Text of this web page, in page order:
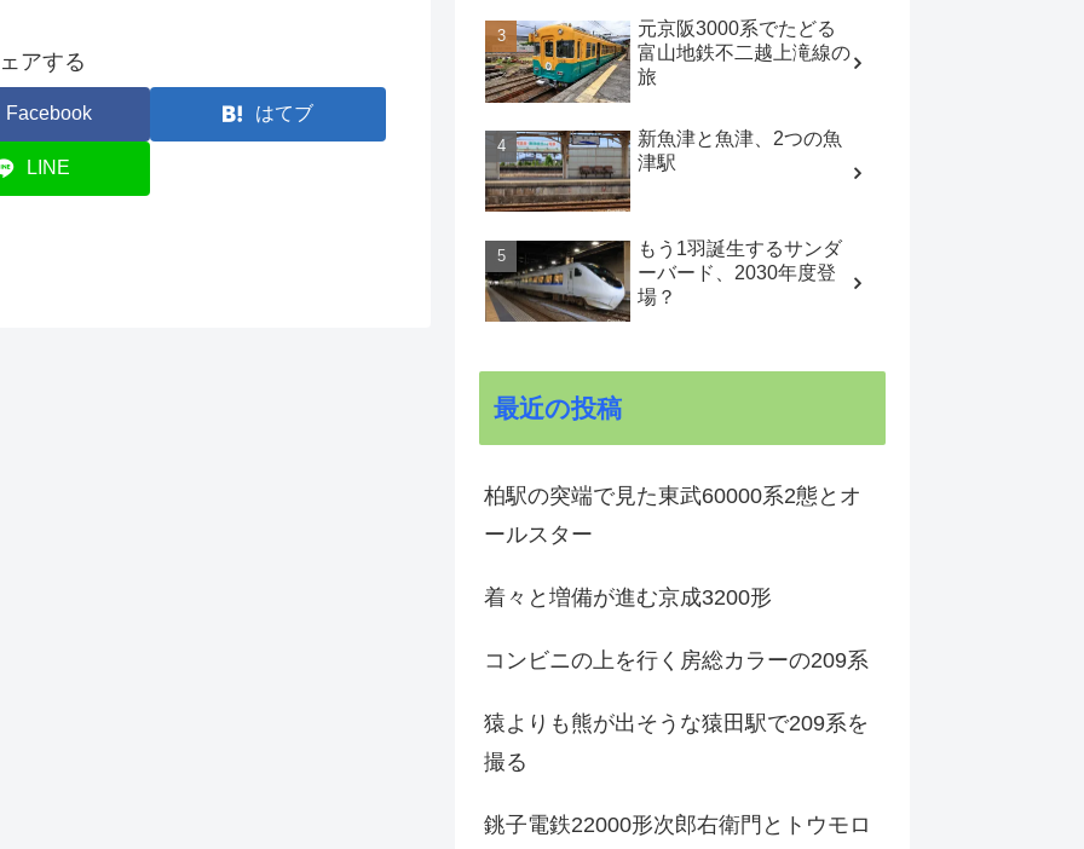
アする
Facebook はてブ
LINE
元京阪3000系でたどる
富山地鉄不二越上滝線の
旅
新魚津と魚津、2つの魚
津駅
もう1羽誕生するサンダ
ーバード、2030年度登
場？
最近の投稿
柏駅の突端で見た東武60000系2態とオ
ールスター
着々と増備が進む京成3200形
コンビニの上を行く房総カラーの209系
猿よりも熊が出そうな猿田駅で209系を
撮る
銚子電鉄22000形次郎右衛門とトウモロ